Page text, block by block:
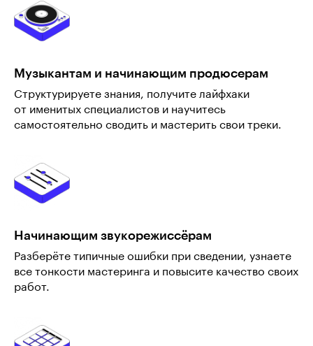
Музыкантам и начинающим продюсерам
Структурируете знания, получите лайфхаки
от именитых специалистов и научитесь
самостоятельно сводить и мастерить свои треки.
Начинающим звукорежиссёрам
Разберёте типичные ошибки при сведении, узнаете
все тонкости мастеринга и повысите качество своих
работ.